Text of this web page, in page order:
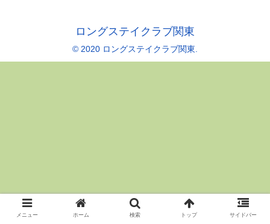
ロングステイクラブ関東
© 2020 ロングステイクラブ関東.
メニュー ホーム 検索 トップ サイドバー